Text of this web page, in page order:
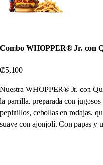
Combo WHOPPER® Jr. con
₡5,100
Nuestra WHOPPER® Jr. con
la parrilla, preparada con jugosos
pepinillos, cebollas en rodajas,
suave con ajonjolí. Con papas y